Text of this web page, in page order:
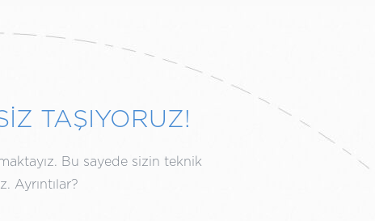
TAŞIYORUZ!
Bu sayede sizin teknik
Ayrıntılar?